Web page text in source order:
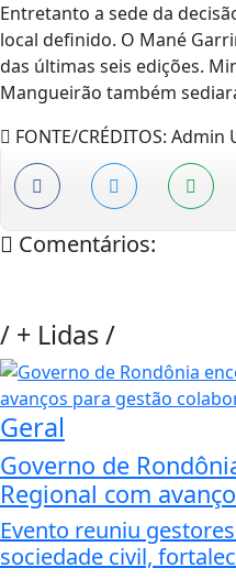
Entretanto a sede da
local definido. O Mané
das últimas seis edições.
Mangueirão também
FONTE/CRÉDITOS: Admin
Comentários:
/ + Lidas/
Geral
Governo de
Regional com
Evento reuniu
sociedade civil,